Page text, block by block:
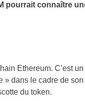
pourrait connaître
Ethereum. C’est
» dans le cadre de
du token.